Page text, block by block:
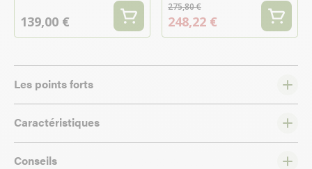
139,00 €
275,80 €
248,22 €
Les points forts
Caractéristiques
Conseils